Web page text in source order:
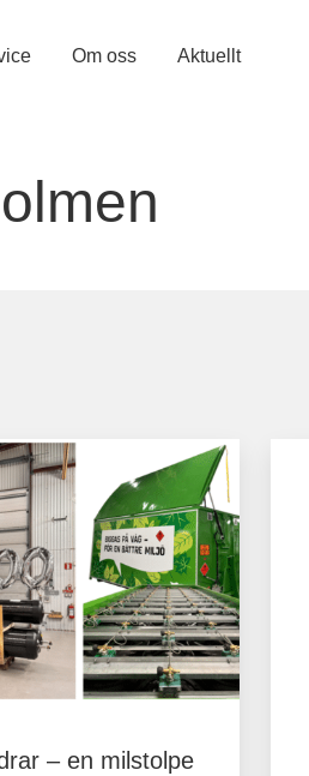
Om oss Aktuellt
– en milstolpe